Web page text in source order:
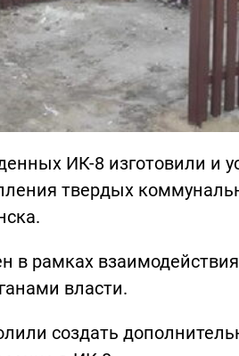
ИК-8 изготовили и
твердых
в рамках
власти.
создать